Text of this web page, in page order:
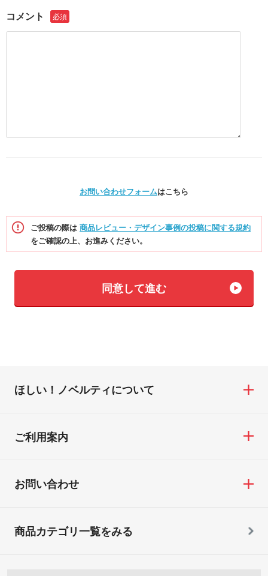
コメント 必須
お問い合わせフォームはこちら
ご投稿の際は 商品レビュー・デザイン事例の投稿に関する規約
をご確認の上、お進みください。
同意して進む
ほしい！ノベルティについて
ご利用案内
お問い合わせ
商品カテゴリ一覧をみる